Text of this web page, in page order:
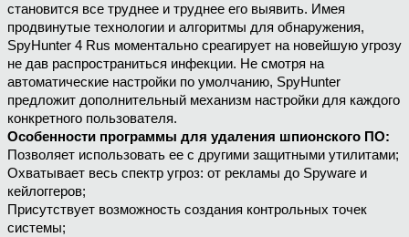
становится все труднее и труднее его выявить. Имея
продвинутые технологии и алгоритмы для обнаружения,
SpyHunter 4 Rus моментально среагирует на новейшую угрозу
не дав распространиться инфекции. Не смотря на
автоматические настройки по умолчанию, SpyHunter
предложит дополнительный механизм настройки для каждого
конкретного пользователя.
Особенности программы для удаления шпионского ПО:
Позволяет использовать ее с другими защитными утилитами;
Охватывает весь спектр угроз: от рекламы до Spyware и
кейлоггеров;
Присутствует возможность создания контрольных точек
системы;